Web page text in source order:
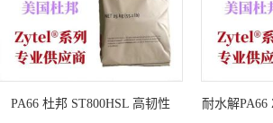
PA66 杜邦 ST800HSL 高韧性
耐水解PA66